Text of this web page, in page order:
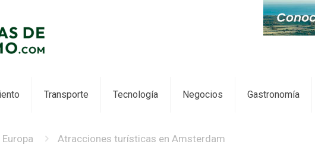
Transporte Tecnología Negocios Gastronomía
Europa Atracciones turísticas en Amsterdam